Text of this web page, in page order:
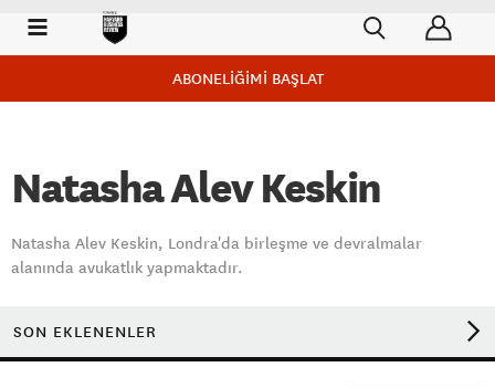
ABONELİĞİMİ BAŞLAT
Natasha Alev Keskin
Natasha Alev Keskin, Londra'da birleşme ve devralmalar
alanında avukatlık yapmaktadır.
SON EKLENENLER